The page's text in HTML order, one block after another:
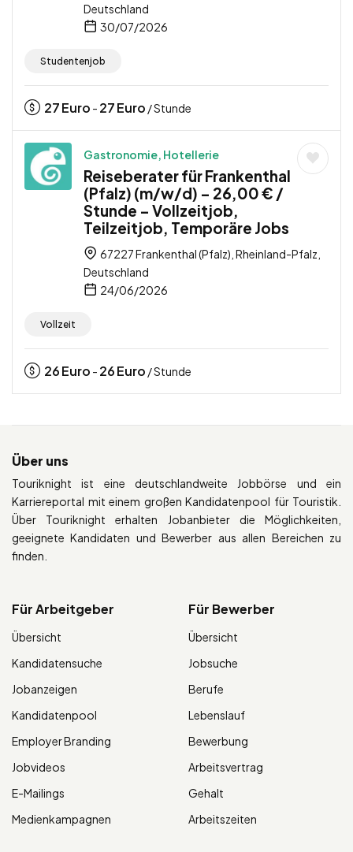
Deutschland
30/07/2026
Studentenjob
27Euro - 27Euro / Stunde
Gastronomie, Hotellerie
Reiseberater für Frankenthal
(Pfalz) (m/w/d) – 26,00 € /
Stunde – Vollzeitjob,
Teilzeitjob, Temporäre Jobs
67227 Frankenthal (Pfalz), Rheinland-Pfalz,
Deutschland
24/06/2026
Vollzeit
26Euro - 26Euro / Stunde
Über uns
Touriknight ist eine deutschlandweite Jobbörse und ein
Karriereportal mit einem großen Kandidatenpool für Touristik.
Über Touriknight erhalten Jobanbieter die Möglichkeiten,
geeignete Kandidaten und Bewerber aus allen Bereichen zu
finden.
Für Arbeitgeber
Übersicht
Kandidatensuche
Jobanzeigen
Kandidatenpool
Employer Branding
Jobvideos
E-Mailings
Medienkampagnen
Für Bewerber
Übersicht
Jobsuche
Berufe
Lebenslauf
Bewerbung
Arbeitsvertrag
Gehalt
Arbeitszeiten